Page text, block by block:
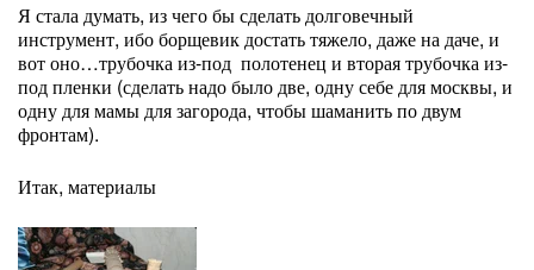
Я стала думать, из чего бы сделать долговечный
инструмент, ибо борщевик достать тяжело, даже на даче, и
вот оно…трубочка из-под полотенец и вторая трубочка из-
под пленки (сделать надо было две, одну себе для москвы, и
одну для мамы для загорода, чтобы шаманить по двум
фронтам).
Итак, материалы